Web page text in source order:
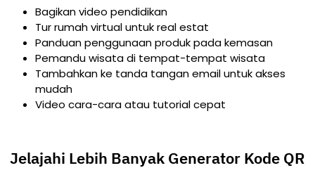
Bagikan video pendidikan
Tur rumah virtual untuk real estat
Panduan penggunaan produk pada kemasan
Pemandu wisata di tempat-tempat wisata
Tambahkan ke tanda tangan email untuk akses
mudah
Video cara-cara atau tutorial cepat
Jelajahi Lebih Banyak Generator Kode QR